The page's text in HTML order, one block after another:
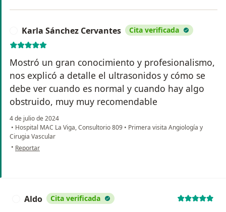
Karla Sánchez Cervantes Cita verificada
Mostró un gran conocimiento y profesionalismo,
nos explicó a detalle el ultrasonidos y cómo se
debe ver cuando es normal y cuando hay algo
obstruido, muy muy recomendable
4 de julio de 2024
• Hospital MAC La Viga, Consultorio 809 • Primera visita Angiología y
Cirugia Vascular
• en opinión del usuario Karla Sánchez Cervantes
Reportar
Aldo Cita verificada